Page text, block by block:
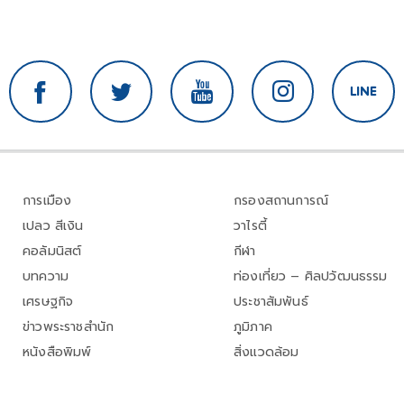
การเมือง
เปลว สีเงิน
คอลัมนิสต์
บทความ
เศรษฐกิจ
ข่าวพระราชสำนัก
หนังสือพิมพ์
กรองสถานการณ์
วาไรตี้
กีฬา
ท่องเที่ยว – ศิลปวัฒนธรรม
ประชาสัมพันธ์
ภูมิภาค
สิ่งแวดล้อม